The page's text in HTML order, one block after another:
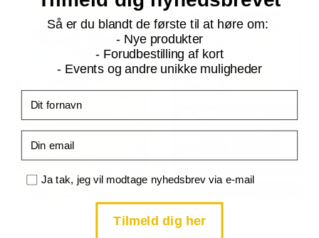
SWSH Silver Tempest
Duosion - 77/195
Så er du blandt de første til at høre om:
- Nye produkter
- Forudbestilling af kort
- Events og andre unikke muligheder
Samtykke
Ja tak, jeg vil modtage nyhedsbrev via e-mail
Tilmeld dig her